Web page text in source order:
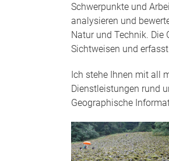
Schwerpunkte und
analysieren und
Natur und Technik.
Sichtweisen und
Ich stehe Ihnen mit all
Dienstleistungen rund
Geographische